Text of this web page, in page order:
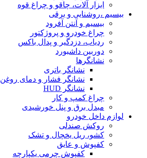
ابزار آلات، چاقو و چراغ قوه
بیسیم ،روشنایی و برقی
بیسیم و آنتن آفرود
چراغ خودرو و پروژکتور
ردیاب، دزدگیر و پدال باکس
دوربین داشبورد
نشانگرها
نشانگر باتری
نشانگر فشار و دمای روغن
نشانگر HUD
چراغ کمپ و کار
مبدل برق و پنل خورشیدی
لوازم داخل خودرو
روکش صندلی
کشو، ریل یخچال و تشک
کفپوش و عایق
کفپوش چرمی یکپارچه